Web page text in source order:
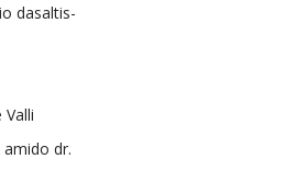
dasaltis-
Valli
dr.